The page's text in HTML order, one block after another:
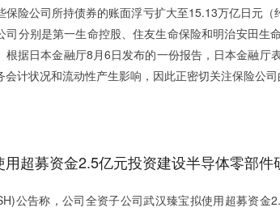
保险公司所持债券的账面浮亏扩大至15.13万亿日元
司分别是第一生命控股、住友生命保险和明治安田生
根据日本金融厅8月6日发布的一份报告，日本金融厅
计状况和流动性产生影响，因此正密切关注保险公司
超募资金2.5亿元投资建设半导体零部件
公告称，公司全资子公司武汉臻宝拟使用超募资金